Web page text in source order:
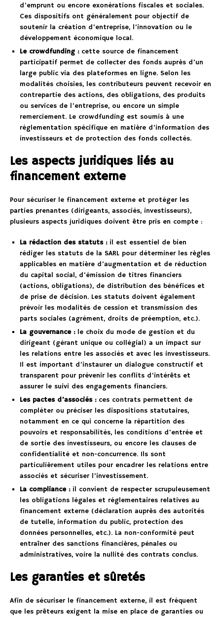
d’emprunt ou encore exonérations fiscales et sociales.
Ces dispositifs ont généralement pour objectif de
soutenir la création d’entreprise, l’innovation ou le
développement économique local.
Le crowdfunding :cette source de financement
participatif permet de collecter des fonds auprès d’un
large public via des plateformes en ligne. Selon les
modalités choisies, les contributeurs peuvent recevoir en
contrepartie des actions, des obligations, des produits
ou services de l’entreprise, ou encore un simple
remerciement. Le crowdfunding est soumis à une
réglementation spécifique en matière d’information des
investisseurs et de protection des fonds collectés.
Les aspects juridiques liés au
financement externe
Pour sécuriser le financement externe et protéger les
parties prenantes (dirigeants, associés, investisseurs),
plusieurs aspects juridiques doivent être pris en compte :
La rédaction des statuts :il est essentiel de bien
rédiger les statuts de la SARL pour déterminer les règles
applicables en matière d’augmentation et de réduction
du capital social, d’émission de titres financiers
(actions, obligations), de distribution des bénéfices et
de prise de décision. Les statuts doivent également
prévoir les modalités de cession et transmission des
parts sociales (agrément, droits de préemption, etc.).
La gouvernance :le choix du mode de gestion et du
dirigeant (gérant unique ou collégial) a un impact sur
les relations entre les associés et avec les investisseurs.
Il est important d’instaurer un dialogue constructif et
transparent pour prévenir les conflits d’intérêts et
assurer le suivi des engagements financiers.
Les pactes d’associés :ces contrats permettent de
compléter ou préciser les dispositions statutaires,
notamment en ce qui concerne la répartition des
pouvoirs et responsabilités, les conditions d’entrée et
de sortie des investisseurs, ou encore les clauses de
confidentialité et non-concurrence. Ils sont
particulièrement utiles pour encadrer les relations entre
associés et sécuriser l’investissement.
La compliance :il convient de respecter scrupuleusement
les obligations légales et réglementaires relatives au
financement externe (déclaration auprès des autorités
de tutelle, information du public, protection des
données personnelles, etc.). La non-conformité peut
entraîner des sanctions financières, pénales ou
administratives, voire la nullité des contrats conclus.
Les garanties et sûretés
Afin de sécuriser le financement externe, il est fréquent
que les prêteurs exigent la mise en place de garanties ou